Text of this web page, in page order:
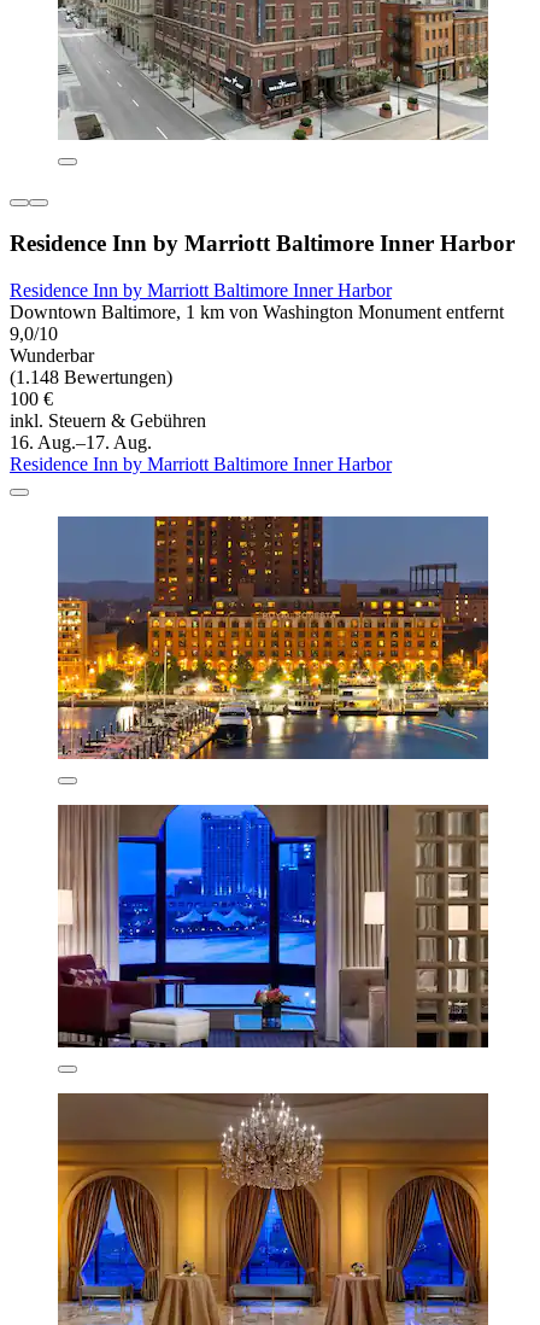
Residence Inn by Marriott Baltimore Inner Harbor
Residence Inn by Marriott Baltimore Inner Harbor
Downtown Baltimore, 1 km von Washington Monument entfernt
9,0/10
Wunderbar
(1.148 Bewertungen)
100 €
inkl. Steuern & Gebühren
16. Aug.–17. Aug.
Residence Inn by Marriott Baltimore Inner Harbor